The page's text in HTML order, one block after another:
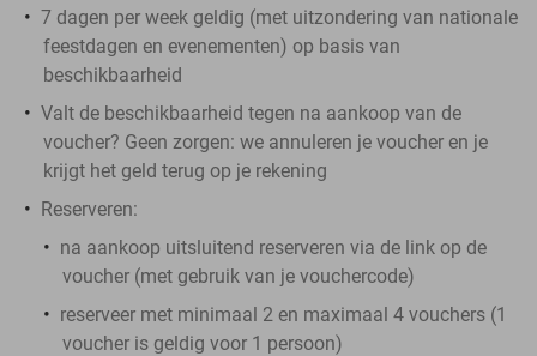
7 dagen per week geldig (met uitzondering van nationale
feestdagen en evenementen) op basis van
beschikbaarheid
Valt de beschikbaarheid tegen na aankoop van de
voucher? Geen zorgen: we annuleren je voucher en je
krijgt het geld terug op je rekening
Reserveren:
na aankoop uitsluitend reserveren via de link op de
voucher (met gebruik van je vouchercode)
reserveer met minimaal 2 en maximaal 4 vouchers (1
voucher is geldig voor 1 persoon)